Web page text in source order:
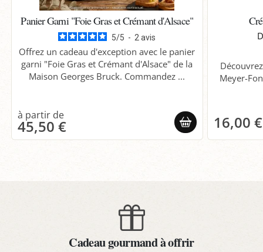
Panier Garni "Foie Gras et Crémant d'Alsace"
5/5 - 2avis
Offrez un cadeau d'exception avec le panier
garni "Foie Gras et Crémant d'Alsace" de la
Maison Georges Bruck. Commandez ...
45,50 €
Meyer-
16,00 €
Cadeau gourmand à offrir